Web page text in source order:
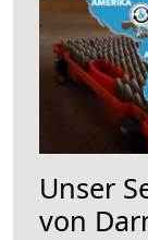
Unser
von